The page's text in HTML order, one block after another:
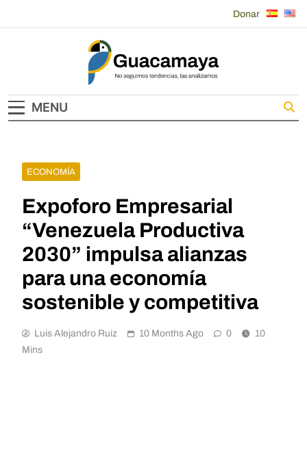
Donar
Guacamaya
MENU
ECONOMÍA
Expoforo Empresarial
“Venezuela Productiva
2030” impulsa alianzas
para una economía
sostenible y competitiva
Luis Alejandro Ruiz 10 Months Ago 0
10
Mins